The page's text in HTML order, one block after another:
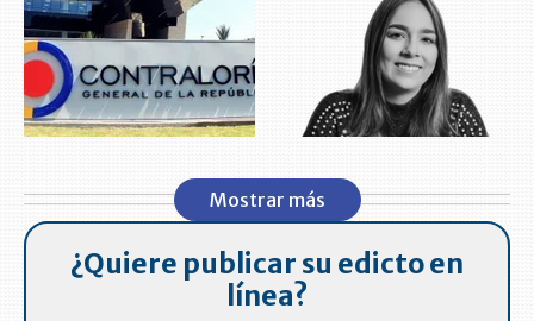
Mostrar más
¿Quiere publicar su edicto en
línea?